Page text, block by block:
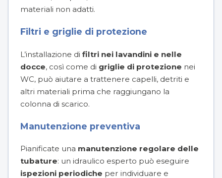
materiali non adatti.
Filtri e griglie di protezione
L’installazione di filtri nei lavandini e nelle
docce, così come di griglie di protezione nei
WC, può aiutare a trattenere capelli, detriti e
altri materiali prima che raggiungano la
colonna di scarico.
Manutenzione preventiva
Pianificate una manutenzione regolare delle
tubature: un idraulico esperto può eseguire
ispezioni periodiche per individuare e